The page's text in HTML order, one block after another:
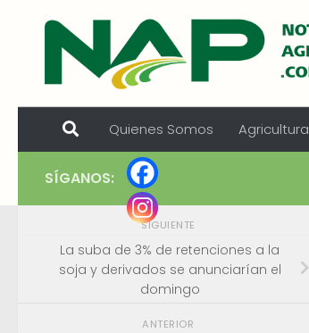
Skip to content
Quienes Somos Agricultura
SÍGANOS:
SIGUIENTE
La suba de 3% de retenciones a la
soja y derivados se anunciarían el
domingo
ANTERIOR